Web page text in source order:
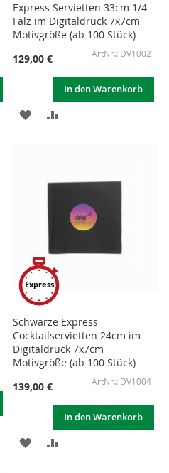
Express Servietten 33cm 1/4-
Falz im Digitaldruck 7x7cm
Motivgröße (ab 100 Stück)
129,00 €
DV1002
In den Warenkorb
ZUR
Express
Schwarze Express
Cocktailservietten 24cm im
Digitaldruck 7x7cm
Motivgröße (ab 100 Stück)
139,00 €
DV1004
In den Warenkorb
ZUR